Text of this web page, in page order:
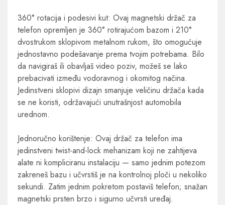
360° rotacija i podesivi kut: Ovaj magnetski držač za
telefon opremljen je 360° rotirajućom bazom i 210°
dvostrukom sklopivom metalnom rukom, što omogućuje
jednostavno podešavanje prema tvojim potrebama. Bilo
da navigiraš ili obavljaš video poziv, možeš se lako
prebacivati između vodoravnog i okomitog načina.
Jedinstveni sklopivi dizajn smanjuje veličinu držača kada
se ne koristi, održavajući unutrašnjost automobila
urednom.
Jednoručno korištenje: Ovaj držač za telefon ima
jedinstveni twist-and-lock mehanizam koji ne zahtijeva
alate ni kompliciranu instalaciju — samo jednim potezom
zakreneš bazu i učvrstiš je na kontrolnoj ploči u nekoliko
sekundi. Zatim jednim pokretom postaviš telefon; snažan
magnetski prsten brzo i sigurno učvrsti uređaj.